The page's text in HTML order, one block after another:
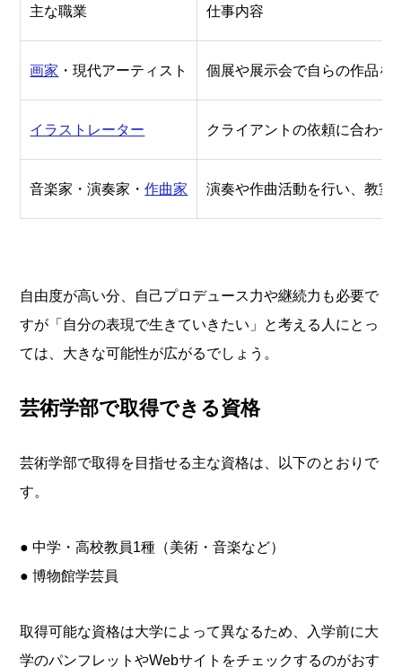
主な職業 仕事内容
画家 ・現代アーティスト 個展や展示会で自らの作品を
イラストレーター クライアントの依頼に合わせ
音楽家・演奏家・作曲家 演奏や作曲活動を行い、教室
自由度が高い分、自己プロデュース力や継続力も必要で
すが「自分の表現で生きていきたい」と考える人にとっ
ては、大きな可能性が広がるでしょう。
芸術学部で取得できる資格
芸術学部で取得を目指せる主な資格は、以下のとおりで
す。
● 中学・高校教員1種（美術・音楽など）
● 博物館学芸員
取得可能な資格は大学によって異なるため、入学前に大
学のパンフレットやWebサイトをチェックするのがおす